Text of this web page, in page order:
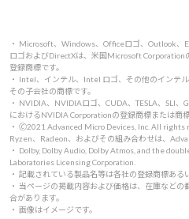
・ Microsoft、Windows、Officeロゴ、Outlook
ロゴおよびDirectXは、米国Microsoft Corporation
登録商標です。
・ Intel、インテル、Intel ロゴ、その他のインテ
その子会社の商標です。
・ NVIDIA、NVIDIAロゴ、CUDA、TESLA、SLI
におけるNVIDIA Corporationの登録商標または商標
・ 🄫2021 Advanced Micro Devices, Inc. All rights
Ryzen、Radeon、およびその組み合わせは、
・ Dolby, Dolby Audio, Dolby Atmos, and the
Laboratories Licensing Corporation.
・ 記載されている製品名等は各社の登録商標ある
・ 当ページの掲載内容および価格は、在庫など
合があります。
・ 画像はイメージです。